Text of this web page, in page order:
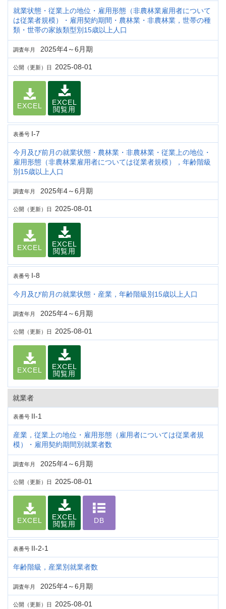
就業状態・従業上の地位・雇用形態（非農林業雇用者について
は従業者規模）・雇用契約期間・農林業・非農林業，世帯の種
類・世帯の家族類型別15歳以上人口
調査年月 2025年4～6月期
公開（更新）日 2025-08-01
EXCEL
EXCEL
閲覧用
表番号 I-7
今月及び前月の就業状態・農林業・非農林業・従業上の地位・
雇用形態（非農林業雇用者については従業者規模），年齢階級
別15歳以上人口
調査年月 2025年4～6月期
公開（更新）日 2025-08-01
EXCEL
EXCEL
閲覧用
表番号 I-8
今月及び前月の就業状態・産業，年齢階級別15歳以上人口
調査年月 2025年4～6月期
公開（更新）日 2025-08-01
EXCEL
EXCEL
閲覧用
就業者
表番号 II-1
産業，従業上の地位・雇用形態（雇用者については従業者規
模）・雇用契約期間別就業者数
調査年月 2025年4～6月期
公開（更新）日 2025-08-01
EXCEL
EXCEL
閲覧用
DB
表番号 II-2-1
年齢階級，産業別就業者数
調査年月 2025年4～6月期
公開（更新）日 2025-08-01